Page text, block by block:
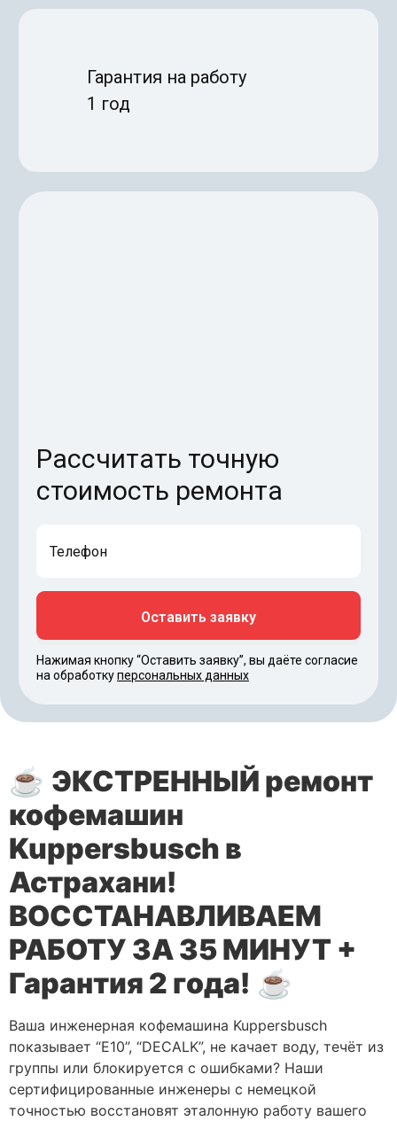
Гарантия на работу
1 год
Рассчитать точную
стоимость ремонта
Нажимая кнопку “Оставить заявку”, вы даёте согласие
на обработкуперсональных данных
☕ ЭКСТРЕННЫЙ ремонт
кофемашин
Kuppersbusch в
Астрахани!
ВОССТАНАВЛИВАЕМ
РАБОТУ ЗА 35 МИНУТ +
Гарантия 2 года! ☕
Ваша инженерная кофемашина Kuppersbusch
показывает “E10”, “DECALK”, не качает воду, течёт из
группы или блокируется с ошибками? Наши
сертифицированные инженеры с немецкой
точностью восстановят эталонную работу вашего